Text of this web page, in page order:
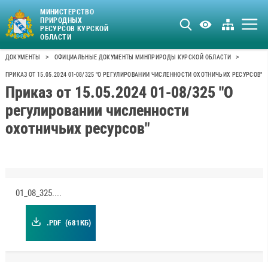
МИНИСТЕРСТВО
ПРИРОДНЫХ
РЕСУРСОВ КУРСКОЙ
ОБЛАСТИ
ДОКУМЕНТЫ > ОФИЦИАЛЬНЫЕ ДОКУМЕНТЫ МИНПРИРОДЫ КУРСКОЙ ОБЛАСТИ >
ПРИКАЗ ОТ 15.05.2024 01-08/325 "О РЕГУЛИРОВАНИИ ЧИСЛЕННОСТИ ОХОТНИЧЬИХ РЕСУРСОВ"
Приказ от 15.05.2024 01-08/325 "О
регулировании численности
охотничьих ресурсов"
01_08_325.pdf
.PDF (681КБ)